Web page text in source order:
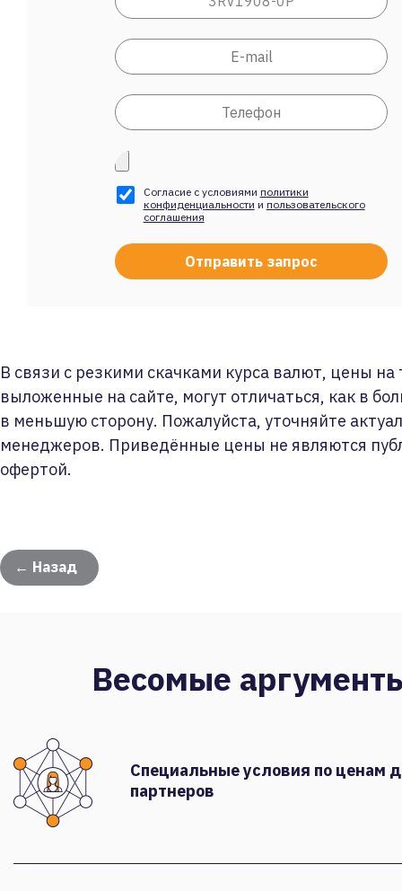
Согласие с условиями политики
конфиденциальности и пользовательского
соглашения
В связи с резкими скачками курса валют, цены на
выложенные на сайте, могут отличаться, как в
в меньшую сторону. Пожалуйста, уточняйте
менеджеров. Приведённые цены не являются
офертой.
← Назад
Весомые
Специальные условия по ценам
партнеров